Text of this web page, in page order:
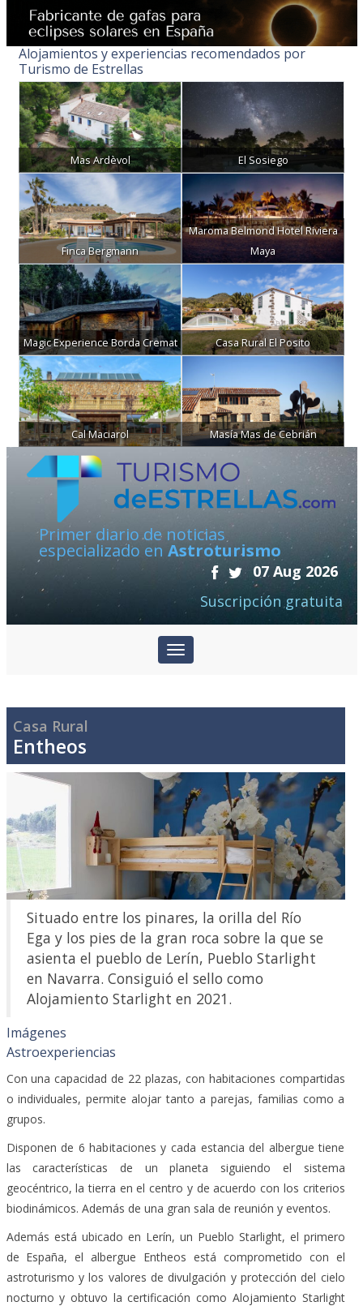
Alojamientos y experiencias recomendados por
Turismo de Estrellas
Mas Ardèvol El Sosiego
Finca Bergmann
Maroma Belmond Hotel Riviera
Maya
Magic Experience Borda Cremat Casa Rural El Posito
Cal Maciarol Masía Mas de Cebrián
Primer diario de noticias
especializado en Astroturismo
07 Aug 2026
Suscripción gratuita
Casa Rural
Entheos
Situado entre los pinares, la orilla del Río
Ega y los pies de la gran roca sobre la que se
asienta el pueblo de Lerín, Pueblo Starlight
en Navarra. Consiguió el sello como
Alojamiento Starlight en 2021.
Imágenes
Astroexperiencias
Con una capacidad de 22 plazas, con habitaciones compartidas
o individuales, permite alojar tanto a parejas, familias como a
grupos.
Disponen de 6 habitaciones y cada estancia del albergue tiene
las características de un planeta siguiendo el sistema
geocéntrico, la tierra en el centro y de acuerdo con los criterios
biodinámicos. Además de una gran sala de reunión y eventos.
Además está ubicado en Lerín, un Pueblo Starlight, el primero
de España, el albergue Entheos está comprometido con el
astroturismo y los valores de divulgación y protección del cielo
nocturno y obtuvo la certificación como Alojamiento Starlight